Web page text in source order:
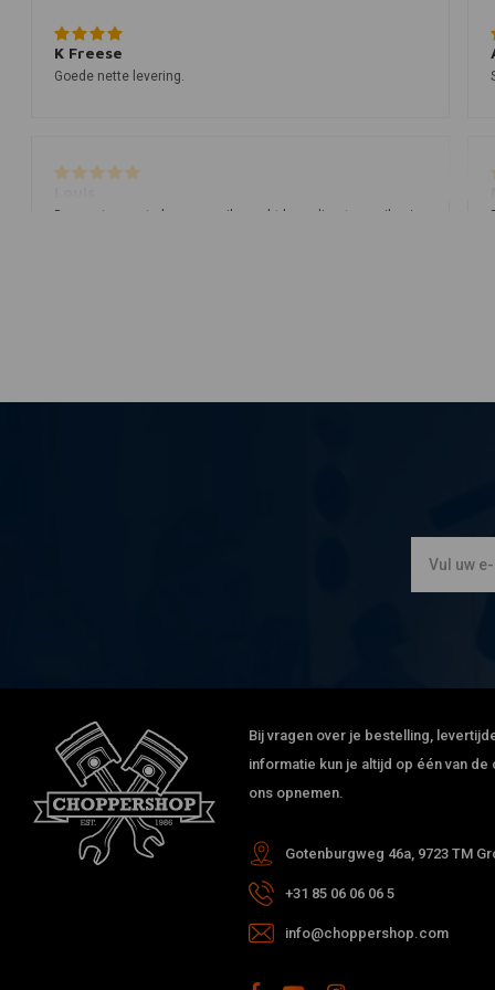
K Freese
Goede nette levering.
De eerste was te lang maar ik mocht hem direct omruilen in
Rob K.
ze zijn goed ik had de fout gemaakt dat ik dacht op de foto
Bij vragen over je bestelling,
informatie kun je altijd op één van
ons opnemen.
Gotenburgweg 46a, 9723 TM
+31 85 06 06 06 5
info@choppershop.com